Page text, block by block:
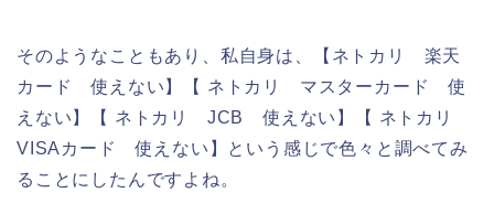
そのようなこともあり、私自身は、【ネトカリ 楽天
カード 使えない】【 ネトカリ マスターカード 使
えない】【 ネトカリ JCB 使えない】【 ネトカリ
VISAカード 使えない】という感じで色々と調べてみ
ることにしたんですよね。